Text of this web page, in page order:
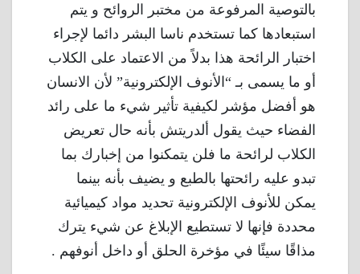
بالتوصية المرفوعة من مختبر الروائح و يتم
استبعادها كما تستخدم ناسا البشر دائما لإجراء
اختبار الرائحة هذا بدلاً من الاعتماد على الكلاب
أو ما يسمى بـ “الأنوف الإلكترونية” لأن الانسان
هو أفضل مؤشر لكيفية تأثير شيء ما على رائد
الفضاء حيث يقول ألدريتش بأنه حال تعريض
الكلاب لرائحة ما فلن يتمكنوا من إخبارك بما
تبدو عليه رائحتها بالطبع و يضيف بأنه بينما
يمكن للأنوف الإلكترونية تحديد مواد كيميائية
محددة فإنها لا تستطيع الإبلاغ عن شيء يترك
مذاقًا سيئًا في مؤخرة الحلق أو داخل أنوفهم .